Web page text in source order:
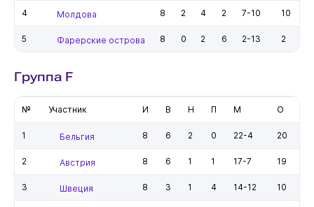
4 Молдова 8 2 4 2 7-10 10
5 Фарерские острова 8 0 2 6 2-13 2
Группа F
№ Участник И В Н П М О
1 Бельгия 8 6 2 0 22-4 20
2 Австрия 8 6 1 1 17-7 19
3 Швеция 8 3 1 4 14-12 10